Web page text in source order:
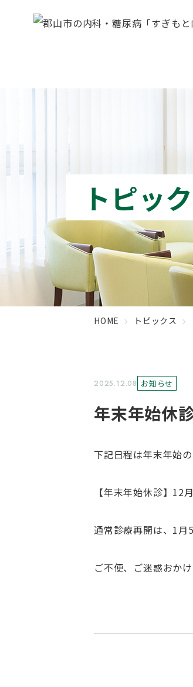
トピッ
HOME トピックス
2025.12.08 お知らせ
年末年始休
下記日程は年末年始
【年末年始休診】12
通常診療再開は、1月
ご不便、ご迷惑おか